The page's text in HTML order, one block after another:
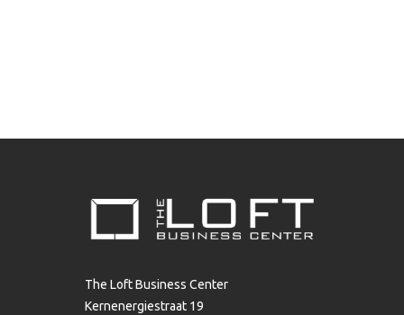
The Loft Business Center
Kernenergiestraat 19